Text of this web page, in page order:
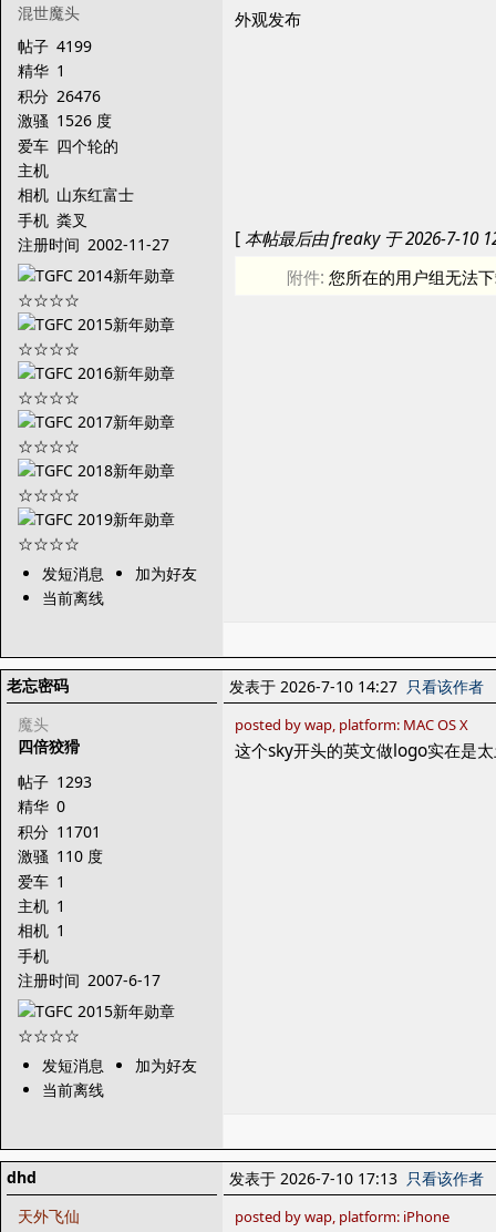
混世魔头
帖子 4199
精华 1
积分 26476
激骚 1526 度
爱车 四个轮的
主机
相机 山东红富士
手机 粪叉
注册时间 2002-11-27
发短消息
加为好友
当前离线
外观发布
[本帖最后由 freaky 于 2026-7-10
附件:您所在的用户组无法
老忘密码
魔头
四倍狡猾
帖子 1293
精华 0
积分 11701
激骚 110 度
爱车 1
主机 1
相机 1
手机
注册时间 2007-6-17
发短消息
加为好友
当前离线
发表于 2026-7-10 14:27 只看该作者
posted by wap, platform: MAC OS X
这个sky开头的英文做logo实在是
dhd
天外飞仙
发表于 2026-7-10 17:13 只看该作者
posted by wap, platform: iPhone